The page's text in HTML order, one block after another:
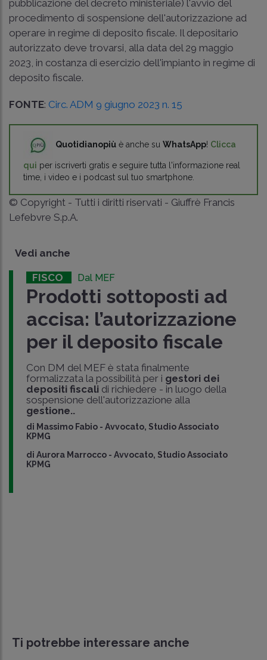
pubblicazione del decreto ministeriale) l'avvio del
procedimento di sospensione dell'autorizzazione ad
operare in regime di deposito fiscale. Il depositario
autorizzato deve trovarsi, alla data del 29 maggio
2023, in costanza di esercizio dell'impianto in regime di
deposito fiscale.
FONTE: Circ. ADM 9 giugno 2023 n. 15
Quotidianopiù è anche su WhatsApp! Clicca
qui per iscriverti gratis e seguire tutta l'informazione real
time, i video e i podcast sul tuo smartphone.
© Copyright - Tutti i diritti riservati - Giuffrè Francis
Lefebvre S.p.A.
Vedi anche
FISCO Dal MEF
Prodotti sottoposti ad
accisa: l’autorizzazione
per il deposito fiscale
Con DM del MEF è stata finalmente
formalizzata la possibilità per i gestori dei
depositi fiscalidi richiedere - in luogo della
sospensione dell'autorizzazione alla
gestione..
di Massimo Fabio - Avvocato, Studio Associato
KPMG
di Aurora Marrocco - Avvocato, Studio Associato
KPMG
Ti potrebbe interessare anche